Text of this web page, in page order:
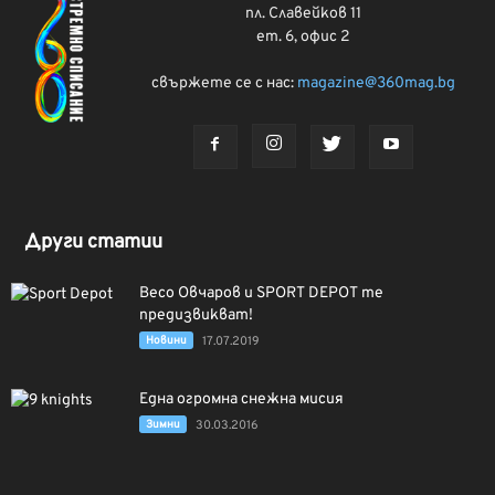
пл. Славейков 11
ет. 6, офис 2
свържете се с нас: magazine@360mag.bg
Други статии
Весо Овчаров и SPORT DEPOT те
предизвикват!
Новини 17.07.2019
Една огромна снежна мисия
Зимни 30.03.2016